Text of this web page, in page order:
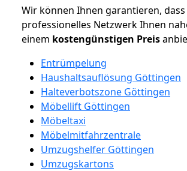
Wir können Ihnen garantieren,
professionelles Netzwerk Ihnen
einem kostengünstigen Preis
Entrümpelung
Haushaltsauflösung Göttingen
Halteverbotszone Göttingen
Möbellift Göttingen
Möbeltaxi
Möbelmitfahrzentrale
Umzugshelfer Göttingen
Umzugskartons